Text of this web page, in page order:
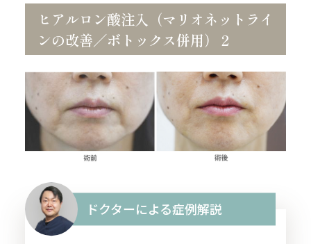
ヒアルロン酸注入（マリオネットライ
ンの改善／ボトックス併用） 2
ドクターによる症例解説